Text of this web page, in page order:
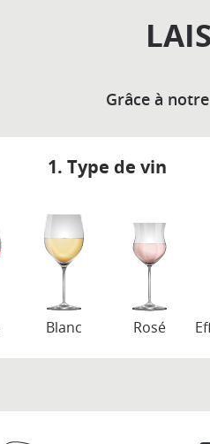
Grâce à
1. Type de vin
Blanc Rosé